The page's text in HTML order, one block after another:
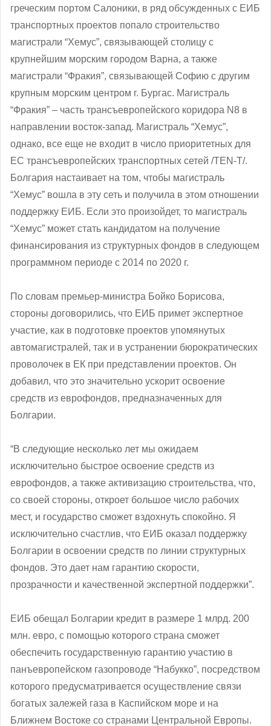
греческим портом Салоники, в ряд обсужденных с ЕИБ
транспортных проектов попало строительство
магистрали “Хемус”, связывающей столицу с
крупнейшим морским городом Варна, а также
магистрали “Фракия”, связывающей Софию с другим
крупным морским центром г. Бургас. Магистраль
“Фракия” – часть трансъевропейского коридора N8 в
направлении восток-запад. Магистраль “Хемус”,
однако, все еще не входит в число приоритетных для
ЕС трансъевропейских транспортных сетей /TEN-T/.
Болгария настаивает на том, чтобы магистраль
“Хемус” вошла в эту сеть и получила в этом отношении
поддержку ЕИБ. Если это произойдет, то магистраль
“Хемус” может стать кандидатом на получение
финансирования из структурных фондов в следующем
программном периоде с 2014 по 2020 г.
По словам премьер-министра Бойко Борисова,
стороны договорились, что ЕИБ примет экспертное
участие, как в подготовке проектов упомянутых
автомагистралей, так и в устранении бюрократических
проволочек в ЕК при представлении проектов. Он
добавил, что это значительно ускорит освоение
средств из еврофондов, предназначенных для
Болгарии.
“В следующие несколько лет мы ожидаем
исключительно быстрое освоение средств из
еврофондов, а также активизацию строительства, что,
со своей стороны, откроет большое число рабочих
мест, и государство сможет вздохнуть спокойно. Я
исключительно счастлив, что ЕИБ оказал поддержку
Болгарии в освоении средств по линии структурных
фондов. Это дает нам гарантию скорости,
прозрачности и качественной экспертной поддержки”.
ЕИБ обещал Болгарии кредит в размере 1 млрд. 200
млн. евро, с помощью которого страна сможет
обеспечить государственную гарантию участию в
панъевропейском газопроводе “Набукко”, посредством
которого предусматривается осуществление связи
богатых залежей газа в Каспийском море и на
Ближнем Востоке со странами Центральной Европы.